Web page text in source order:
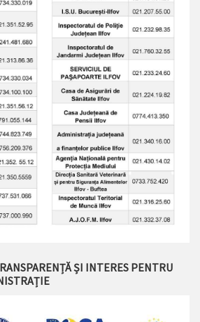
ȘI INTERES PENTRU